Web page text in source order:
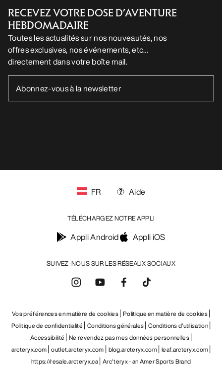
RECEVEZ VOTRE DOSE D’AVENTURE
HEBDOMADAIRE
Toutes les actualités sur nos nouveautés, nos
offres exclusives, nos événements, etc…
directement dans votre boîte mail.
SUIVEZ-NOUS SUR LES RÉSEAUX SOCIAUX
FR Aide
TÉLÉCHARGEZ NOTRE APPLI
Appli Android Appli iOS
Vos préférences en matière de cookies Politique en matière de cookies
Politique de confidentialité Conditions générales Conditions d’utilisation
Accessibilité Ne revendez pas mes données personnelles
arcteryx.com outlet.arcteryx.com blog.arcteryx.com leaf.arcteryx.com
https://resale.arcteryx.ca Arc'teryx - an Amer Sports Brand